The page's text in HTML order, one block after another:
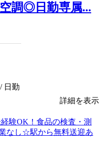
調◎日勤専属...
日勤
詳細を表示